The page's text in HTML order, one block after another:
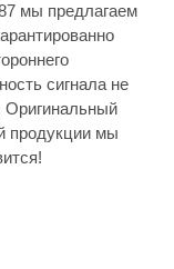
мы предлагаем
сигнала не
Оригинальный
продукции мы